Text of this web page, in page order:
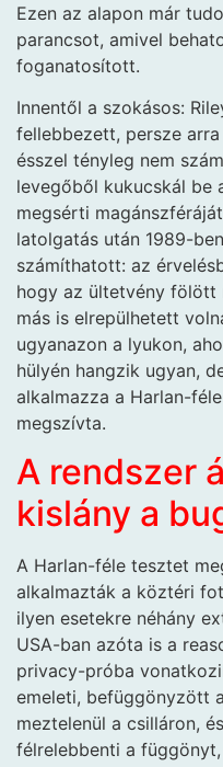
Ezen az alapon már
parancsot, amivel
foganatosított.
Innentől a szokásos:
fellebbezett, persze
ésszel tényleg nem
levegőből kukucskál be
megsérti
latolgatás után 1989-
számíthatott: az
hogy az ültetvény fölött
más is elrepülhetett
ugyanazon a lyukon,
hülyén hangzik ugyan,
alkalmazza a Harlan-
megszívta.
A rendszer
kislány a
A Harlan-féle tesztet
alkalmazták a köztéri
ilyen esetekre néhány
USA-ban azóta is a
privacy-próba
emeleti, befüggönyzött
meztelenül a csilláron,
félrelebbenti a